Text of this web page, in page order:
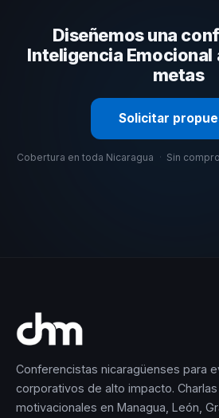
organizacional. En CHM Nicaragua
selección estratégica basada en
Diseñemos una
Inteligencia Emocional
metas
Solicitar
Cobertura en toda Nicaragua · Sin
Conferencistas nicaragüenses para
corporativos de alto impacto. Charlas
motivacionales en Managua, León,